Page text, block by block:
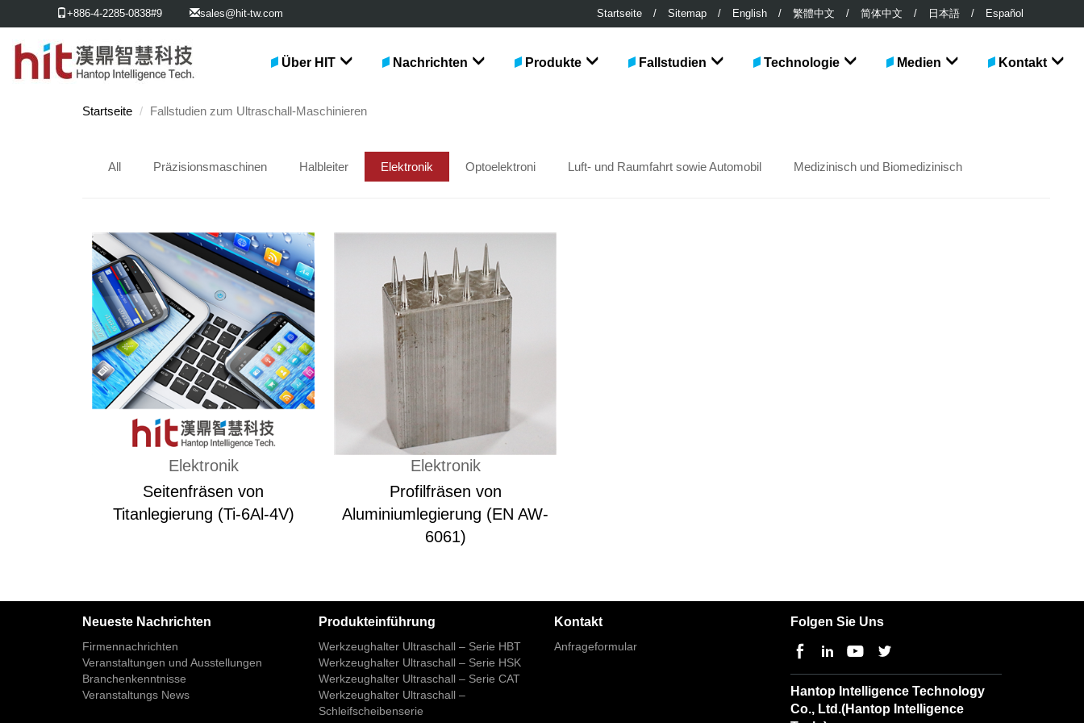
+886-4-2285-0838#9 sales@hit-tw.com Startseite / Sitemap / English / 繁體中文 / 简体中文 / 日本語 / Español
Über HIT Nachrichten Produkte Fallstudien Technologie Medien Kontakt
Startseite Fallstudien zum Ultraschall-Maschinieren
All Präzisionsmaschinen Halbleiter Elektronik Optoelektroni Luft- und Raumfahrt sowie Automobil Medizinisch und Biomedizinisch
Elektronik
Seitenfräsen von
Titanlegierung (Ti-6Al-4V)
Elektronik
Profilfräsen von
Aluminiumlegierung (EN AW-
6061)
Neueste Nachrichten
Firmennachrichten
Veranstaltungen und Ausstellungen
Branchenkenntnisse
Veranstaltungs News
Produkteinführung
Werkzeughalter Ultraschall – Serie HBT
Werkzeughalter Ultraschall – Serie HSK
Werkzeughalter Ultraschall – Serie CAT
Werkzeughalter Ultraschall –
Schleifscheibenserie
Kontakt
Anfrageformular
Folgen Sie Uns
Hantop Intelligence Technology
Co., Ltd.(Hantop Intelligence